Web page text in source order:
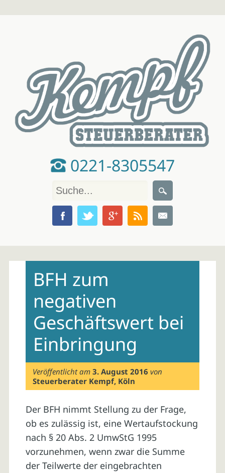
0221-8305547
contentBFH zum
negativen
Geschäftswert bei
Einbringung
Veröffentlicht am3. August 2016 von
Steuerberater Kempf, Köln
Der BFH nimmt Stellung zu der Frage,
ob es zulässig ist, eine Wertaufstockung
nach § 20 Abs. 2 UmwStG 1995
vorzunehmen, wenn zwar die Summe
der Teilwerte der eingebrachten